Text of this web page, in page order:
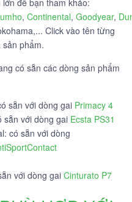
để bạn tham khảo:
, Continental, Goodyear,
Click vào tên từng
phẩm.
có sẵn các dòng sản phẩm
sẵn với dòng gai Primacy 4
sẵn với dòng gai Ecsta PS31
có sẵn với dòng
với dòng gai Cinturato P7